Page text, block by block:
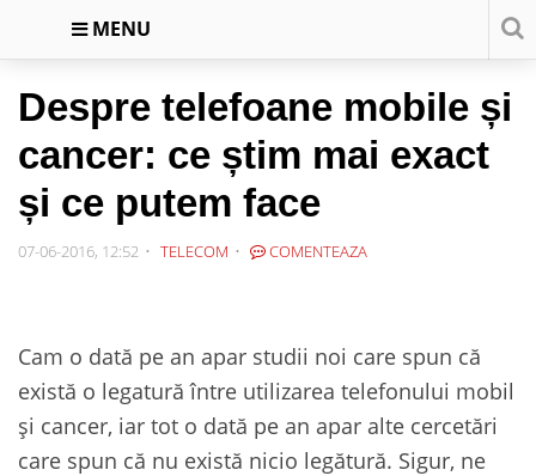
MENU
Despre telefoane mobile și
cancer: ce știm mai exact
și ce putem face
07-06-2016, 12:52 TELECOM COMENTEAZA
Cam o dată pe an apar studii noi care spun că
există o legatură între utilizarea telefonului mobil
și cancer, iar tot o dată pe an apar alte cercetări
care spun că nu există nicio legătură. Sigur, ne